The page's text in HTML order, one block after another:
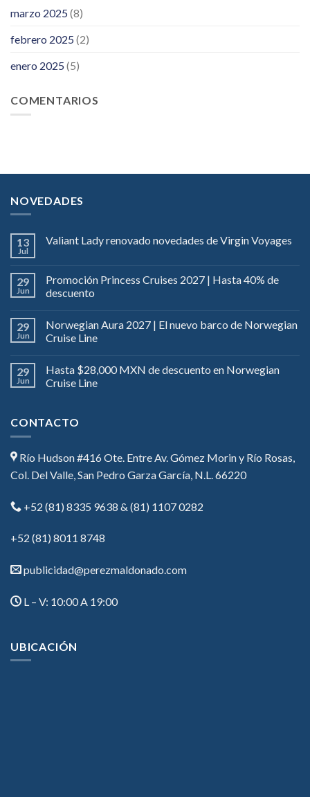
marzo 2025(8)
febrero 2025(2)
enero 2025(5)
COMENTARIOS
NOVEDADES
13
Jul
Valiant Lady renovado novedades de Virgin Voyages
29
Jun
Promoción Princess Cruises 2027 | Hasta 40% de
descuento
29
Jun
Norwegian Aura 2027 | El nuevo barco de Norwegian
Cruise Line
29
Jun
Hasta $28,000 MXN de descuento en Norwegian
Cruise Line
CONTACTO
Río Hudson #416 Ote. Entre Av. Gómez Morin y Río Rosas,
Col. Del Valle, San Pedro Garza García, N.L. 66220
+52 (81) 8335 9638 & (81) 1107 0282
+52 (81) 8011 8748
publicidad@perezmaldonado.com
L – V: 10:00 A 19:00
UBICACIÓN